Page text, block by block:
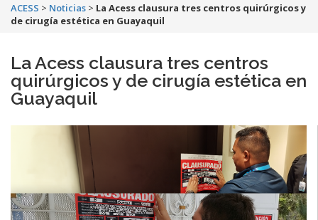
ACESS > Noticias > La Acess clausura tres centros quirúrgicos y
de cirugía estética en Guayaquil
La Acess clausura tres centros
quirúrgicos y de cirugía estética en
Guayaquil